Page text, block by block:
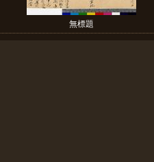
無標題